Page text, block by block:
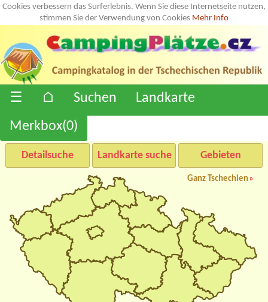
Cookies verbessern das Surferlebnis. Wenn Sie diese Internetseite nutzen,
stimmen Sie der Verwendung von Cookies Mehr Info
☰ ⌂ Suchen
Landkarte
Merkbox(0)
Detailsuche Landkarte suche Gebieten
Ganz Tschechien»